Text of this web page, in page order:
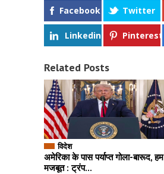
Facebook Twitter
Linkedin Pinterest
Related Posts
विदेश
अमेरिका के पास पर्याप्त गोला-बारूद, हम
मजबूत : ट्रंप...